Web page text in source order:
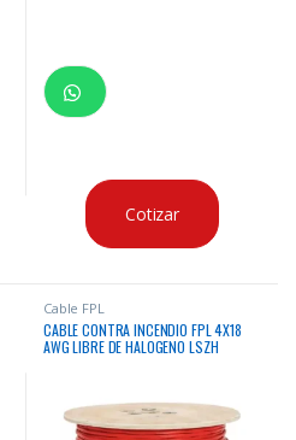
Cotizar
Cable FPL
CABLE CONTRA INCENDIO FPL 4X18
AWG LIBRE DE HALOGENO LSZH